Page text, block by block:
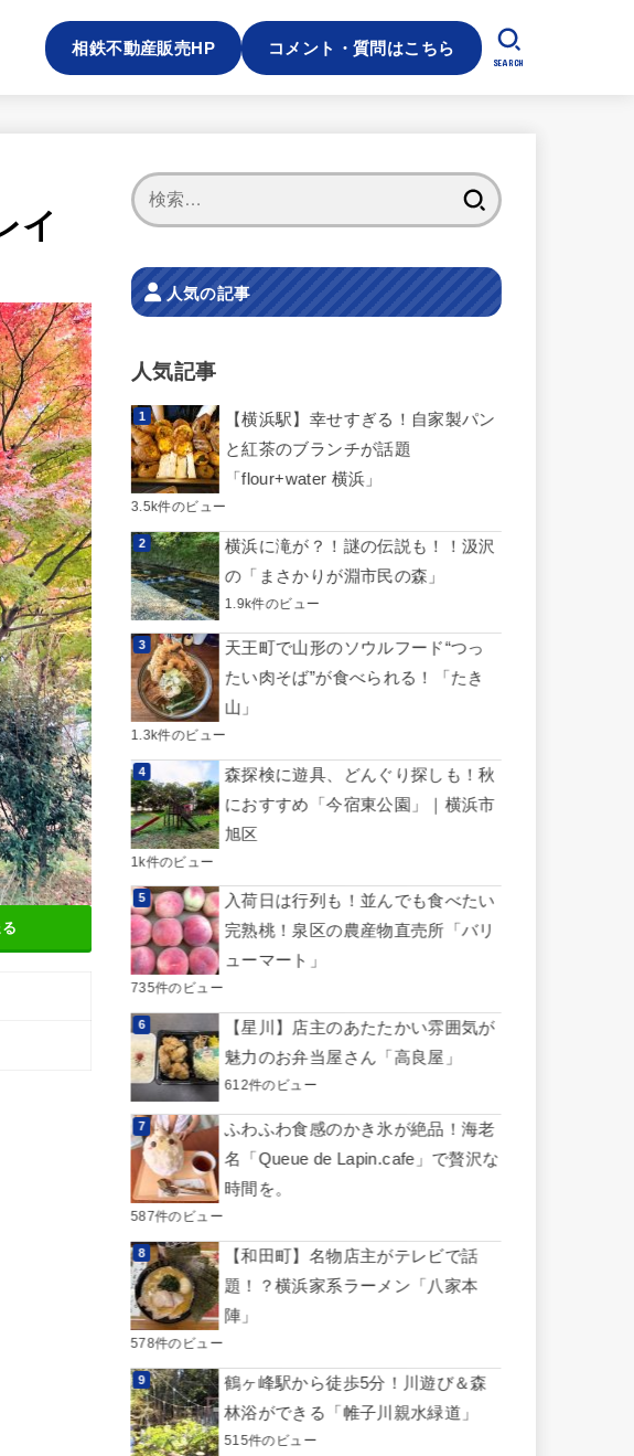
相鉄不動産販売HP コメント・質問はこちら
SEARCH
イ
人気の記事
人気記事
【横浜駅】幸せすぎる！自家製パン
と紅茶のブランチが話題
「flour+water 横浜」
3.5k件のビュー
横浜に滝が？！謎の伝説も！！汲沢
の「まさかりが淵市民の森」
1.9k件のビュー
天王町で山形のソウルフード“つっ
たい肉そば”が食べられる！「たき
山」
1.3k件のビュー
森探検に遊具、どんぐり探しも！秋
におすすめ「今宿東公園」｜横浜市
旭区
1k件のビュー
入荷日は行列も！並んでも食べたい
完熟桃！泉区の農産物直売所「バリ
ューマート」
735件のビュー
【星川】店主のあたたかい雰囲気が
魅力のお弁当屋さん「高良屋」
612件のビュー
ふわふわ食感のかき氷が絶品！海老
名「Queue de Lapin.cafe」で贅沢な
時間を。
587件のビュー
【和田町】名物店主がテレビで話
題！？横浜家系ラーメン「八家本
陣」
578件のビュー
鶴ヶ峰駅から徒歩5分！川遊び＆森
林浴ができる「帷子川親水緑道」
515件のビュー